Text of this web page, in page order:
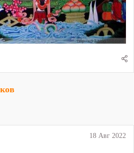
18 Авг 2022